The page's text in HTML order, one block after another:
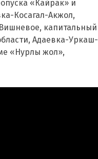
«Кайрак» и
Косагал-Акжол,
капитальный
Адаевка-Уркаш-
«Нурлы жол»,